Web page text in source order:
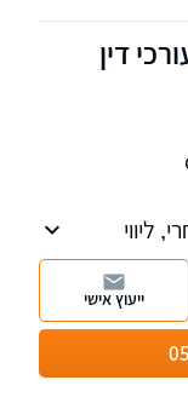
דין
ליווי
כולל
רוחני
לקיים
ייעוץ אישי